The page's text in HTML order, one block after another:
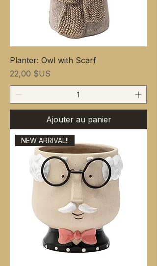
Planter: Owl with Scarf
Prix
22,00 $US
Ajouter au panier
NEW ARRIVAL!!